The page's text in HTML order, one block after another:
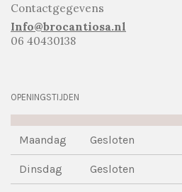
Contactgegevens
Info@brocantiosa.nl
06 40430138
OPENINGSTIJDEN
Maandag Gesloten
Dinsdag Gesloten